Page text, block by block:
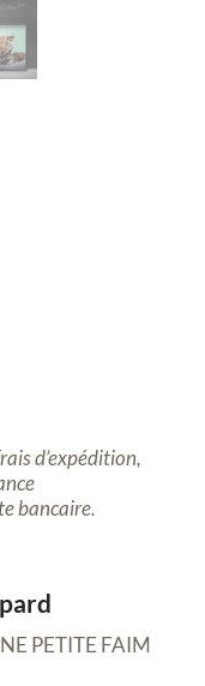
d’expédition,
bancaire.
PETITE FAIM